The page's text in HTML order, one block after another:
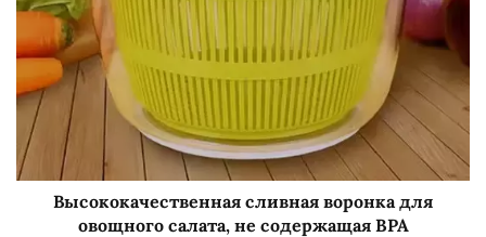
Высококачественная сливная воронка для
овощного салата, не содержащая BPA